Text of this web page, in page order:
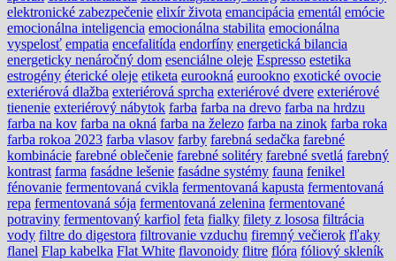
elektronické zabezpečenie elixír života emancipácia ementál emócie
emocionálna inteligencia emocionálna stabilita emocionálna
vyspelosť empatia encefalitída endorfíny energetická bilancia
energeticky nenáročný dom esenciálne oleje Espresso estetika
estrogény éterické oleje etiketa eurookná eurookno exotické ovocie
exteriérová dlažba exteriérová sprcha exteriérové dvere exteriérové
tienenie exteriérový nábytok farba farba na drevo farba na hrdzu
farba na kov farba na okná farba na železo farba na zinok farba roka
farba rokoa 2023 farba vlasov farby farebná sedačka farebné
kombinácie farebné oblečenie farebné solitéry farebné svetlá farebný
kontrast farma fasádne lešenie fasádne systémy fauna fenikel
fénovanie fermentovaná cvikla fermentovaná kapusta fermentovaná
repa fermentovaná sója fermentovaná zelenina fermentované
potraviny fermentovaný karfiol feta fialky filety z lososa filtrácia
vody filtre do digestora filtrovanie vzduchu firemný večierok fľaky
flanel Flap kabelka Flat White flavonoidy flitre flóra fóliový skleník